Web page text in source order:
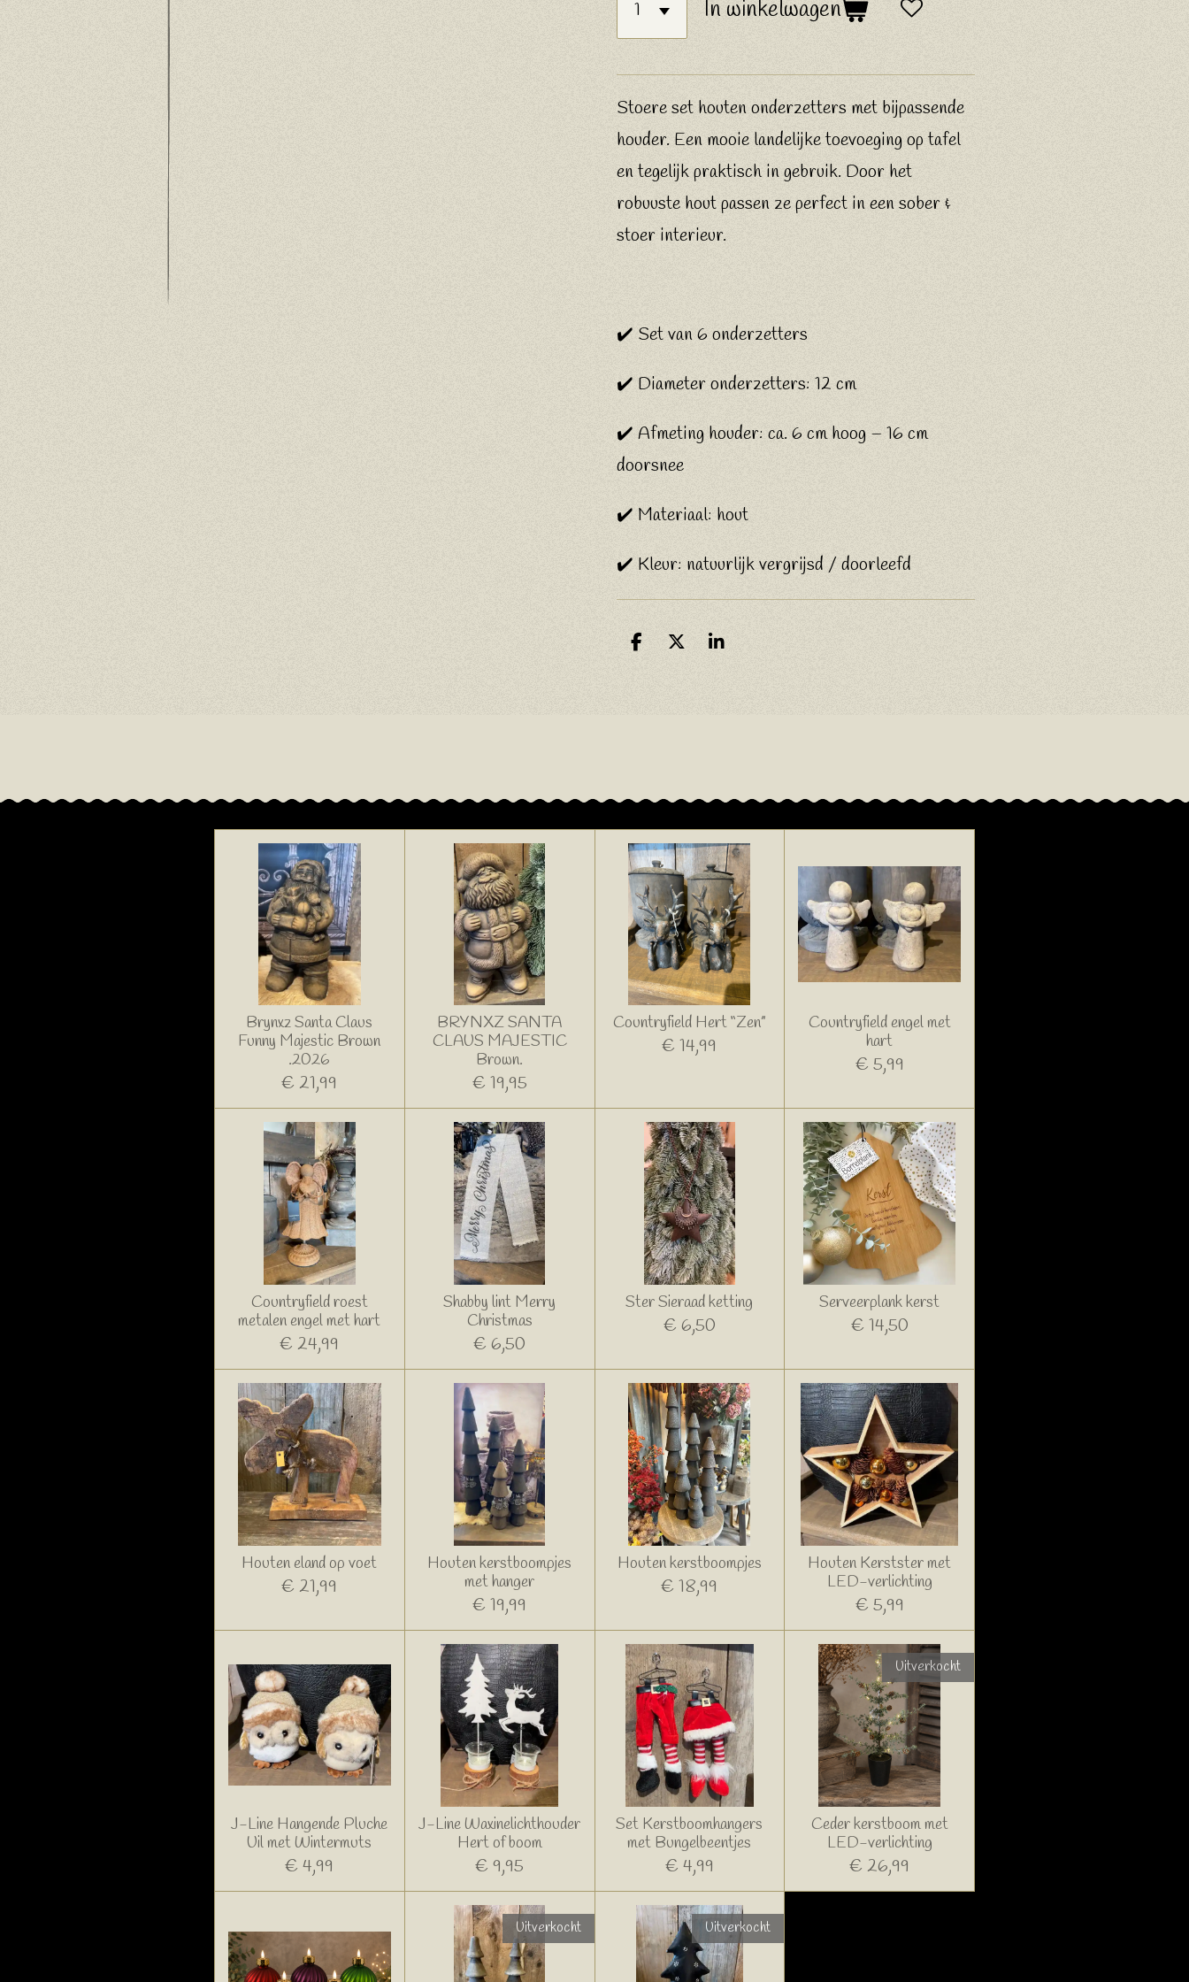
In winkelwagen
Stoere set houten onderzetters met bijpassende
houder. Een mooie landelijke toevoeging op tafel
en tegelijk praktisch in gebruik. Door het
robuuste hout passen ze perfect in een sober &
stoer interieur.
✔️ Set van 6 onderzetters
✔️ Diameter onderzetters: 12 cm
✔️ Afmeting houder: ca. 6 cm hoog – 16 cm
doorsnee
✔️ Materiaal: hout
✔️ Kleur: natuurlijk vergrijsd / doorleefd
D
D
S
Brynxz Santa Claus
Funny Majestic Brown
.2026
€ 21,99
BRYNXZ SANTA
CLAUS MAJESTIC
Brown.
€ 19,95
Countryfield Hert “Zen”
€ 14,99
Countryfield engel met
hart
€ 5,99
Countryfield roest
metalen engel met hart
€ 24,99
Shabby lint Merry
Christmas
€ 6,50
Ster Sieraad ketting
€ 6,50
Serveerplank kerst
€ 14,50
Houten eland op voet
€ 21,99
Houten kerstboompjes
met hanger
€ 19,99
Houten kerstboompjes
€ 18,99
Houten Kerstster met
LED-verlichting
€ 5,99
J-Line Hangende Pluche
Uil met Wintermuts
€ 4,99
J-Line Waxinelichthouder
Hert of boom
€ 9,95
Set Kerstboomhangers
met Bungelbeentjes
€ 4,99
Uitverkocht
Ceder kerstboom met
LED-verlichting
€ 26,99
Uitverkocht Uitverkocht